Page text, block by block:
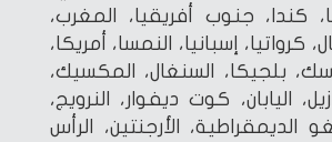
كندا، جنوب أفريقيا، المغرب،
كرواتيا، إسبانيا، النمسا، أمريكا،
بلجيكا، السنغال، المكسيك،
اليابان، كوت ديفوار، النرويج،
الديمقراطية، الأرجنتين، الرأس